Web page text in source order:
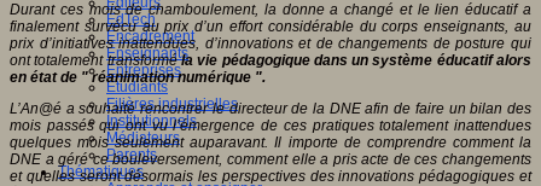
EdTech
Encadrement
Enseignants
Entreprises
Etudiants
Filières industrielles
Institutionnels
Médiateurs
Parents
Thématiques
Durant ces mois de chamboulement, la donne a changé et le lien éducatif a
finalement survécu au prix d’un effort considérable du corps enseignants, au
prix d’initiatives inattendues, d’innovations et de changements de posture qui
ont totalement transforméla vie pédagogique dans un système éducatif alors
en état de " réanimation numérique ".
L’An@é a souhaité rencontrer le directeur de la DNE afin de faire un bilan des
mois passés qui ont vu l’émergence de ces pratiques totalement inattendues
quelques mois seulement auparavant. Il importe de comprendre comment la
DNE a géré ce bouleversement, comment elle a pris acte de ces changements
et quelles seront désormais les perspectives des innovations pédagogiques et